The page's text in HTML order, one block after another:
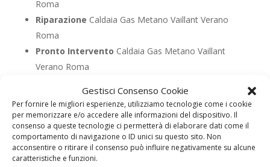
Gestisci Consenso Cookie
Per fornire le migliori esperienze, utilizziamo tecnologie come i cookie
per memorizzare e/o accedere alle informazioni del dispositivo. Il
consenso a queste tecnologie ci permetterà di elaborare dati come il
comportamento di navigazione o ID unici su questo sito. Non
acconsentire o ritirare il consenso può influire negativamente su alcune
caratteristiche e funzioni.
Roma
Riparazione Caldaia Gas Metano Vaillant Verano
Roma
Pronto Intervento Caldaia Gas Metano Vaillant
Verano Roma
Roma
PuliziaCaldaia Gas Metano Vaillant Verano Roma
Controllo FumiCaldaia Gas Metano Vaillant Verano
Roma
Bollino BluCaldaia Gas Metano Vaillant Verano